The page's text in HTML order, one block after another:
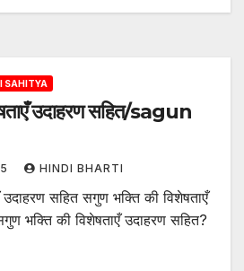
SAHITYA
उदाहरण सहित/sagun
HINDI BHARTI
सहित सगुण भक्ति की विशेषताएँ
भक्ति की विशेषताएँ उदाहरण सहित?